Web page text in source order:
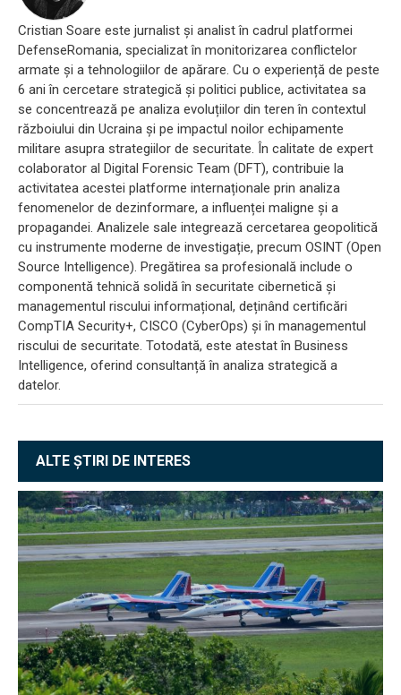
Cristian Soare este jurnalist și analist în cadrul platformei
DefenseRomania, specializat în monitorizarea conflictelor
armate și a tehnologiilor de apărare. Cu o experiență de peste
6 ani în cercetare strategică și politici publice, activitatea sa
se concentrează pe analiza evoluțiilor din teren în contextul
războiului din Ucraina și pe impactul noilor echipamente
militare asupra strategiilor de securitate. În calitate de expert
colaborator al Digital Forensic Team (DFT), contribuie la
activitatea acestei platforme internaționale prin analiza
fenomenelor de dezinformare, a influenței maligne și a
propagandei. Analizele sale integrează cercetarea geopolitică
cu instrumente moderne de investigație, precum OSINT (Open
Source Intelligence). Pregătirea sa profesională include o
componentă tehnică solidă în securitate cibernetică și
managementul riscului informațional, deținând certificări
CompTIA Security+, CISCO (CyberOps) și în managementul
riscului de securitate. Totodată, este atestat în Business
Intelligence, oferind consultanță în analiza strategică a
datelor.
ALTE ȘTIRI DE INTERES